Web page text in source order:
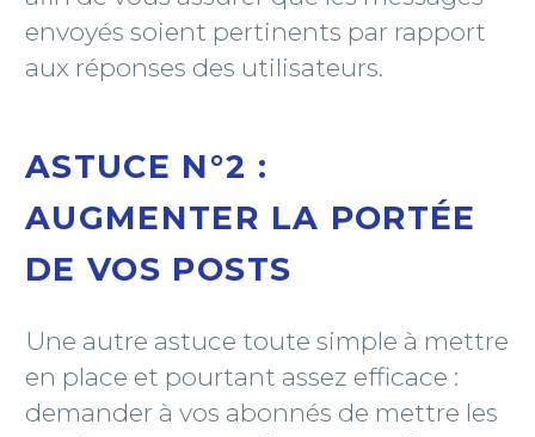
envoyés soient pertinents par rapport
aux réponses des utilisateurs.
ASTUCE N°2 :
AUGMENTER LA PORTÉE
DE VOS POSTS
Une autre astuce toute simple à mettre
en place et pourtant assez efficace :
demander à vos abonnés de mettre les